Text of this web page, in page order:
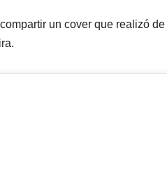
un cover que realizó